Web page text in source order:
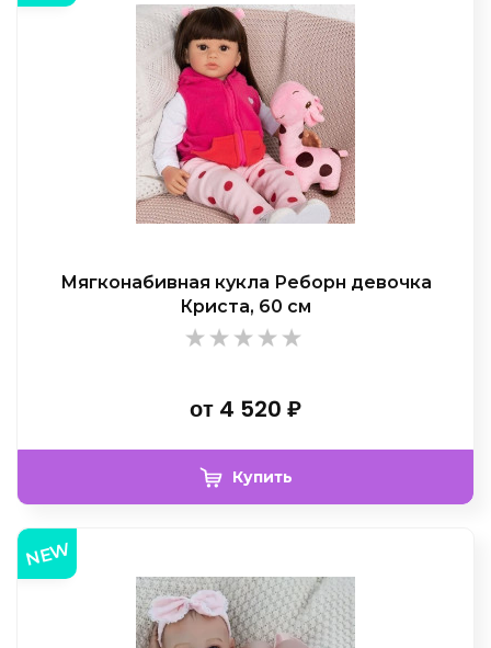
Мягконабивная кукла Реборн девочка
Криста, 60 см
от 4 520 ₽
Купить
NEW